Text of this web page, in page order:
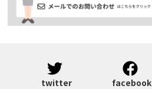
twitter facebook